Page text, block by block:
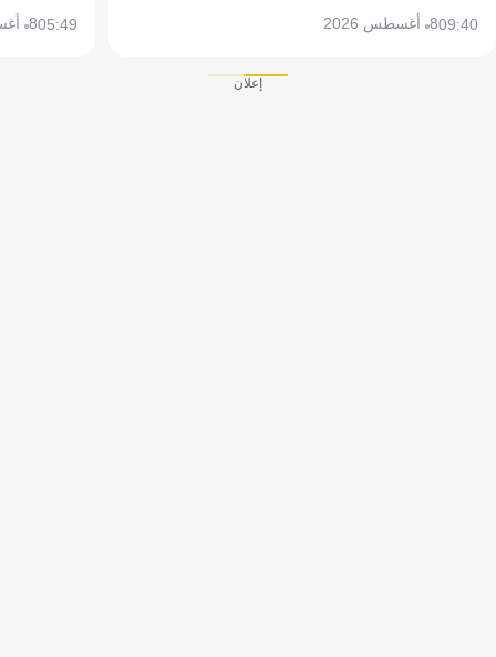
09:408 أغسطس 2026 05:498 أغسطس 2026
إعلان